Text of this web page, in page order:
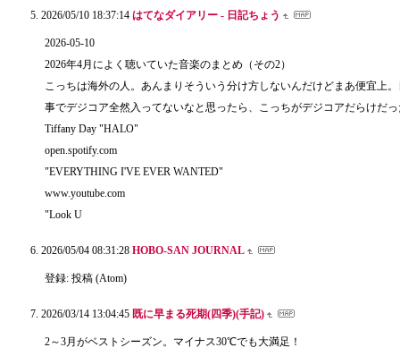
2026/05/10 18:37:14 はてなダイアリー - 日記ちょう
2026-05-10
2026年4月によく聴いていた音楽のまとめ（その2）
こっちは海外の人。あんまりそういう分け方しないんだけどまあ便宜上
事でデジコア全然入ってないなと思ったら、こっちがデジコアだらけだ
Tiffany Day "HALO"
open.spotify.com
"EVERYTHING I'VE EVER WANTED"
www.youtube.com
"Look U
2026/05/04 08:31:28 HOBO-SAN JOURNAL
登録: 投稿 (Atom)
2026/03/14 13:04:45 既に早まる死期(四季)(手記)
2～3月がベストシーズン。マイナス30℃でも大満足！